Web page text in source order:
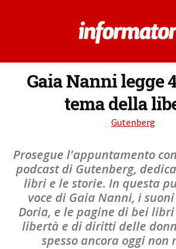
Gaia Nanni legge
tema della
Gutenberg
Prosegue l'appuntamento
podcast di Gutenberg,
libri e le storie. In questa
voce di Gaia Nanni, i
Doria, e le pagine di bei
libertà e di diritti delle
spesso ancora oggi non